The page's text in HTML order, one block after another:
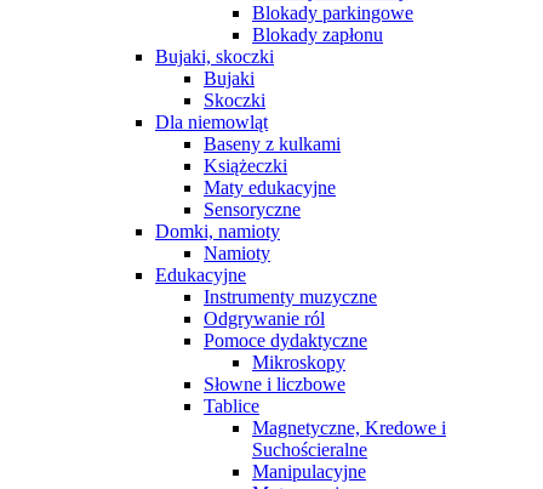
Blokady parkingowe
Blokady zapłonu
Bujaki, skoczki
Bujaki
Skoczki
Dla niemowląt
Baseny z kulkami
Książeczki
Maty edukacyjne
Sensoryczne
Domki, namioty
Namioty
Edukacyjne
Instrumenty muzyczne
Odgrywanie ról
Pomoce dydaktyczne
Mikroskopy
Słowne i liczbowe
Tablice
Magnetyczne, Kredowe i
Suchościeralne
Manipulacyjne